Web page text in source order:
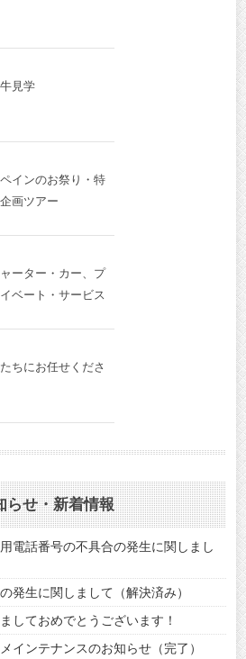
見学
インのお祭り・特
画ツアー
ーター・カー、プ
ベート・サービス
ちにお任せくださ
らせ・新着情報
電話番号の不具合の発生に関しまし
発生に関しまして（解決済み）
しておめでとうございます！
インテナンスのお知らせ（完了）